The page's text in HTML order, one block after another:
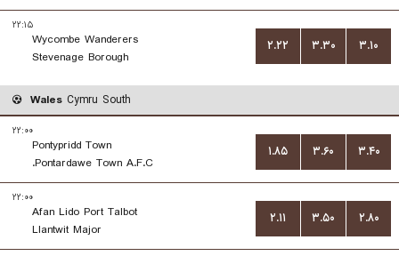
۲۲:۱۵
Wycombe Wanderers
Stevenage Borough
۲.۲۲ ۳.۳۰ ۳.۱۰
Wales Cymru South
۲۲:۰۰
Pontypridd Town
Pontardawe Town A.F.C.
۱.۸۵ ۳.۶۰ ۳.۴۰
۲۲:۰۰
Afan Lido Port Talbot
Llantwit Major
۲.۱۱ ۳.۵۰ ۲.۸۰